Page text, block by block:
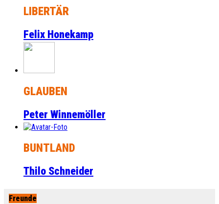
LIBERTÄR
Felix Honekamp
GLAUBEN
Peter Winnemöller
BUNTLAND
Thilo Schneider
Freunde